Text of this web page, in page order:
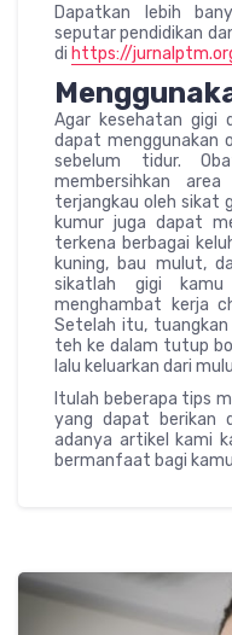
Dapatkan lebih
seputar pendidikan
di https://
Agar kesehatan
dapat menggunakan
sebelum tidur.
membersihkan
terjangkau oleh sikat
kumur juga dapat
terkena berbagai
kuning, bau mulut,
sikatlah gigi
menghambat kerja
Setelah itu,
teh ke dalam tutup
lalu keluarkan dari
Itulah beberapa tips
yang dapat berikan
adanya artikel kami
bermanfaat bagi